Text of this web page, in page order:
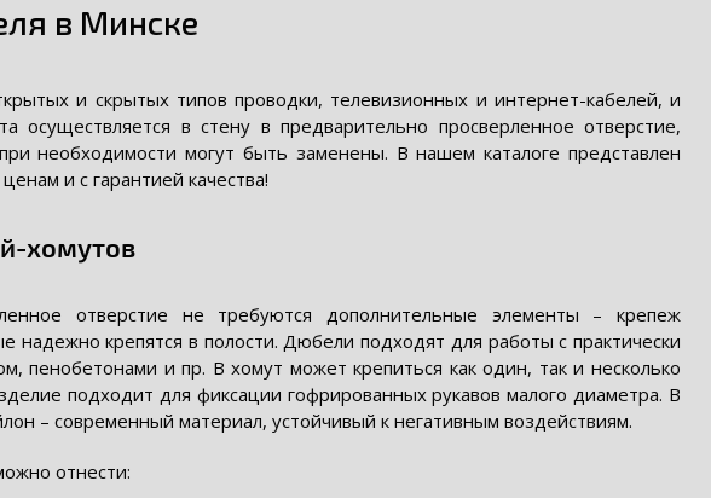
в Минске
и скрытых типов проводки, телевизионных и интернет-кабелей, и
осуществляется в стену в предварительно просверленное отверстие,
необходимости могут быть заменены. В нашем каталоге представлен
и с гарантией качества!
хомутов
отверстие не требуются дополнительные элементы – крепеж
надежно крепятся в полости. Дюбели подходят для работы с практически
пенобетонами и пр. В хомут может крепиться как один, так и несколько
подходит для фиксации гофрированных рукавов малого диаметра. В
– современный материал, устойчивый к негативным воздействиям.
отнести: